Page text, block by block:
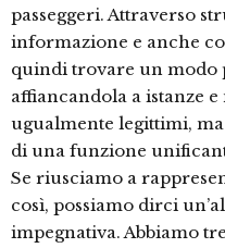
passeggeri. Attraverso
informazione e anche
quindi trovare un modo
affiancandola a istanze
ugualmente legittimi,
di una funzione
Se riusciamo a
così, possiamo dirci
impegnativa. Abbiamo